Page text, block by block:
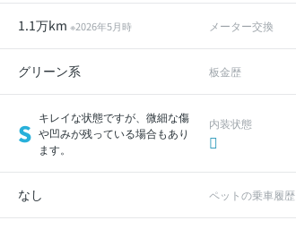
1.1万km ※2026年5月時 メーター交換
グリーン系 板金歴
S
キレイな状態ですが、微細な傷
や凹みが残っている場合もあり
ます。
内装状態
なし ペットの乗車履歴